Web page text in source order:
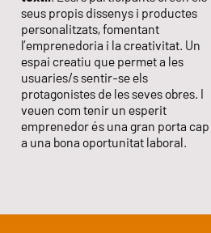
seus propis dissenys i productes
personalitzats, fomentant
l’emprenedoria i la creativitat. Un
espai creatiu que permet a les
usuaries/s sentir-se els
protagonistes de les seves obres. I
veuen com tenir un esperit
emprenedor és una gran porta cap
a una bona oportunitat laboral.